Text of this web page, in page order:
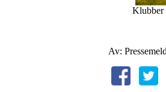
Klubber
Av: